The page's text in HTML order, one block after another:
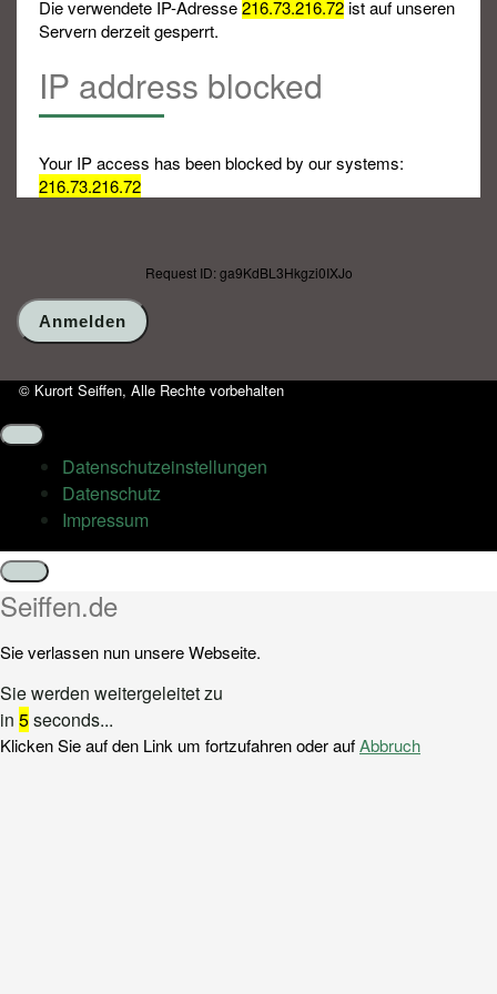
Die verwendete IP-Adresse216.73.216.72ist auf unseren
Servern derzeit gesperrt.
IP address blocked
Your IP access has been blocked by our systems:
216.73.216.72
Request ID: ga9KdBL3Hkgzi0IXJo
© Kurort Seiffen, Alle Rechte vorbehalten
Datenschutz­einstellungen
Datenschutz
Impressum
Schließen
Seiffen.de
Sie verlassen nun unsere Webseite.
Sie werden weitergeleitet zu
in 5seconds...
Klicken Sie auf den Link um fortzufahren oder aufAbbruch